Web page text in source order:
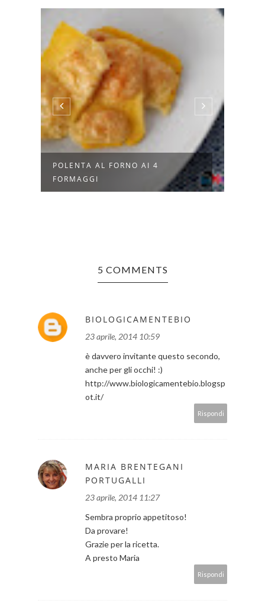
POLENTA AL FORNO AI 4
FORMAGGI
5 COMMENTS
BIOLOGICAMENTEBIO
23 aprile, 2014 10:59
è davvero invitante questo secondo,
anche per gli occhi! :)
http://www.biologicamentebio.blogsp
ot.it/
Rispondi
MARIA BRENTEGANI
PORTUGALLI
23 aprile, 2014 11:27
Sembra proprio appetitoso!
Da provare!
Grazie per la ricetta.
A presto Maria
Rispondi